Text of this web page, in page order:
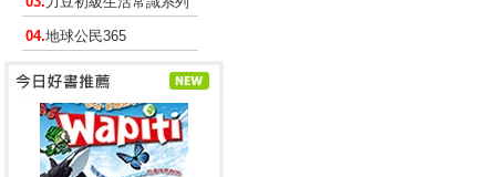
04.地球公民365